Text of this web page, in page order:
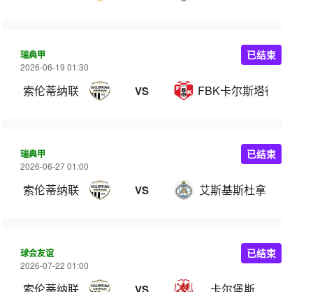
瑞典甲
2026-06-19 01:30
索伦蒂纳联 VS FBK卡尔斯塔德
已结束
瑞典甲
2026-06-27 01:00
索伦蒂纳联 VS 艾斯基斯杜拿
已结束
球会友谊
2026-07-22 01:00
已结束